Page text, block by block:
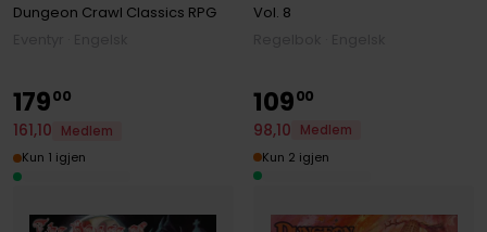
Dungeon Crawl Classics RPG
Vol. 8
17900
161,10
Medlem
Kun 1 igjen
10900
98,10
Medlem
Kun 2 igjen